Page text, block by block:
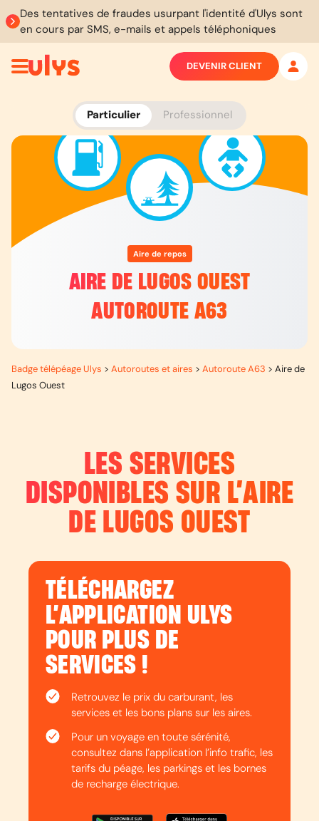
Des tentatives de fraudes usurpant l'identité d'Ulys sont
en cours par SMS, e-mails et appels téléphoniques
Particulier Professionnel
DEVENIR CLIENT
Aire de repos
AIRE DE LUGOS OUEST
AUTOROUTE A63
Badge télépéage Ulys > Autoroutes et aires > Autoroute A63 > Aire de
Lugos Ouest
LES SERVICES
DISPONIBLES SUR L’AIRE
DE LUGOS OUEST
TÉLÉCHARGEZ
L’APPLICATION ULYS
POUR PLUS DE
SERVICES !
Retrouvez le prix du carburant, les
services et les bons plans sur les aires.
Pour un voyage en toute sérénité,
consultez dans l’application l’info trafic, les
tarifs du péage, les parkings et les bornes
de recharge électrique.